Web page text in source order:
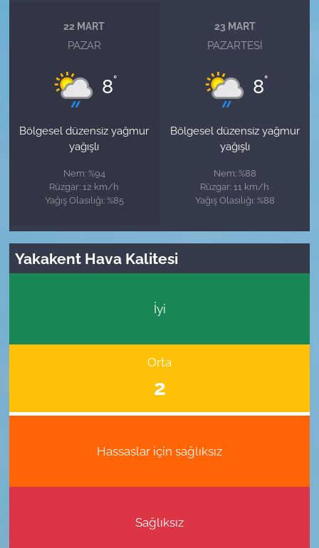
22 MART
PAZAR
8°
Bölgesel düzensiz yağmur
yağışlı
Nem: %94
Rüzgar: 12 km/h
Yağış Olasılığı: %85
23 MART
PAZARTESI
8°
Bölgesel düzensiz yağmur
yağışlı
Nem: %88
Rüzgar: 11 km/h
Yağış Olasılığı: %88
Yakakent Hava Kalitesi
İyi
Orta
2
Hassaslar için sağlıksız
Sağlıksız